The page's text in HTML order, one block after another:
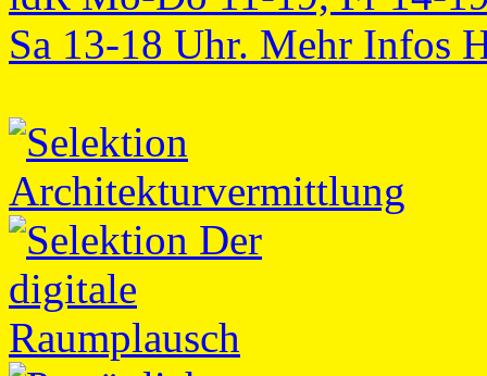
Sa 13-18 Uhr. Mehr Infos